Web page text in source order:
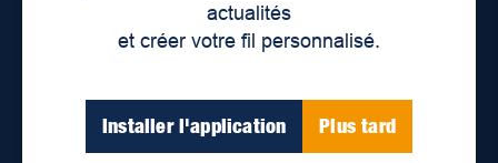
actualités
et créer votre fil personnalisé.
Installer l'application Plus tard
Parutions numériques